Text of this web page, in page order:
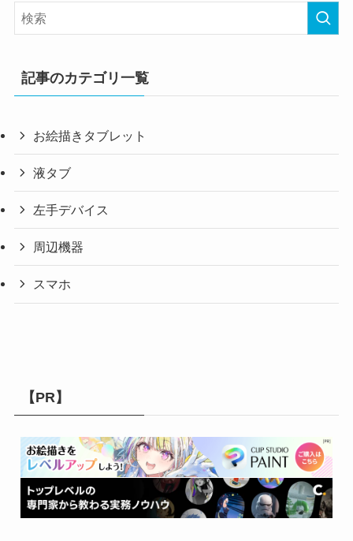
記事のカテゴリ一覧
お絵描きタブレット
液タブ
左手デバイス
周辺機器
スマホ
【PR】